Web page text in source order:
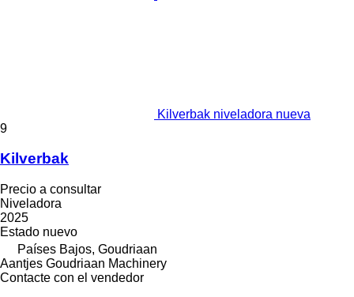
Kilverbak niveladora nueva
9
Kilverbak
Precio a consultar
Niveladora
2025
Estado nuevo
Países Bajos, Goudriaan
Aantjes Goudriaan Machinery
Contacte con el vendedor